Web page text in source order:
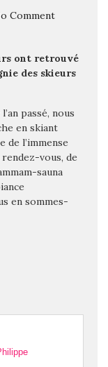
Comment
ont retrouvé
des skieurs
passé, nous
en skiant
de l’immense
vous, de
sauna
en sommes-